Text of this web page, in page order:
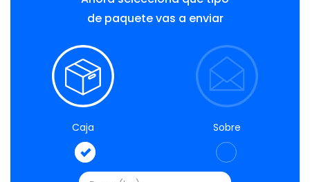
de paquete vas a enviar
Caja Sobre